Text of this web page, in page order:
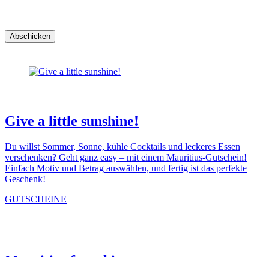
Abschicken
Give a little sunshine!
Du willst Sommer, Sonne, kühle Cocktails und leckeres Essen
verschenken? Geht ganz easy – mit einem Mauritius-Gutschein!
Einfach Motiv und Betrag auswählen, und fertig ist das perfekte
Geschenk!
GUTSCHEINE